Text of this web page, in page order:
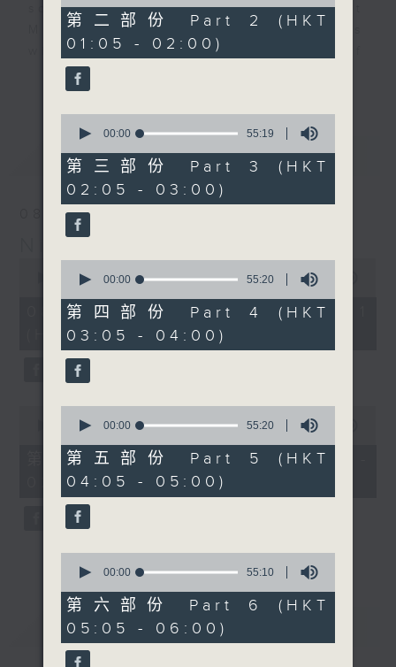
some Chinese works in Night
Music. Friday and Saturday nights
will begin with two hours of
enjoyable jazz music.
When you are alone and sleepless,
please remember good music is
always there on Radio 4.
「長夜細聽」節目當然少不了氣質優雅的作
品，每晚亦會精選一些中國音樂送上。週五和
如果哪天你不能入睡，別忘了第四台這裡總有
值得細聽的音樂。
最新 LATEST
08/08/2026
Night Music 長夜細聽
seconds
minutes,
seconds
00:00 55:00
08/08/2026 - 第一部份 Part 1
(HKT 00:05 - 01:00)
seconds
minutes,
seconds
00:00 55:00
第二部份 Part 2 (HKT 01:05 -
02:00)
重溫 CATCHUP
55
minutes,
20
seconds
第二部份 Part 2 (HKT
01:05 - 02:00)
seconds
55
minutes,
19
seconds
00:00 55:19
第三部份 Part 3 (HKT
02:05 - 03:00)
seconds
55
minutes,
20
seconds
00:00 55:20
第四部份 Part 4 (HKT
03:05 - 04:00)
seconds
55
minutes,
20
seconds
00:00 55:20
第五部份 Part 5 (HKT
04:05 - 05:00)
seconds
55
minutes,
10
seconds
00:00 55:10
第六部份 Part 6 (HKT
05:05 - 06:00)